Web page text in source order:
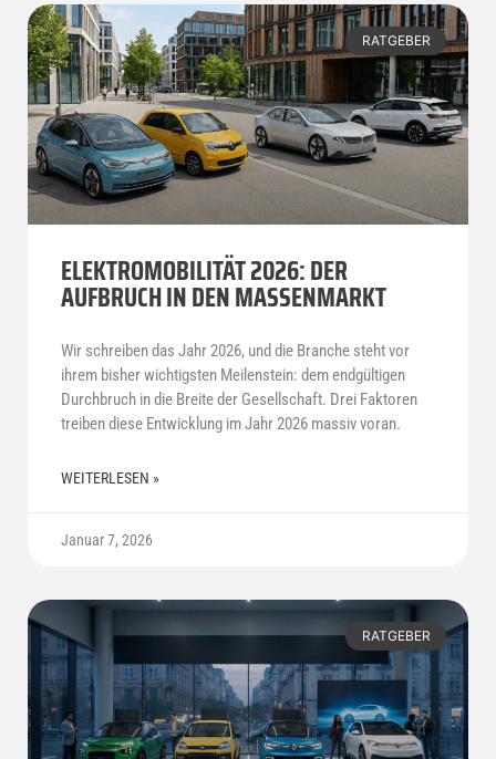
RATGEBER
ELEKTROMOBILITÄT 2026: DER
AUFBRUCH IN DEN MASSENMARKT
Wir schreiben das Jahr 2026, und die Branche steht vor
ihrem bisher wichtigsten Meilenstein: dem endgültigen
Durchbruch in die Breite der Gesellschaft. Drei Faktoren
treiben diese Entwicklung im Jahr 2026 massiv voran.
WEITERLESEN »
Januar 7, 2026
RATGEBER